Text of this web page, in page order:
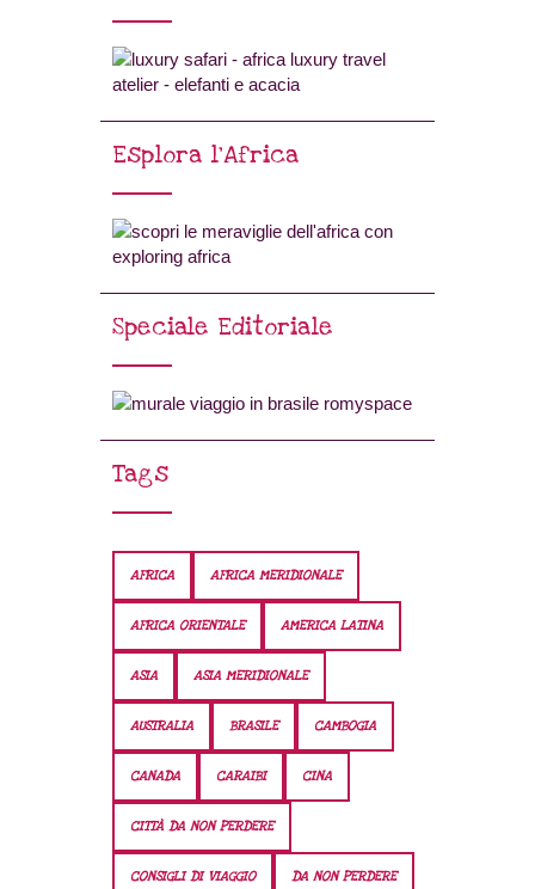
Esplora l’Africa
Speciale Editoriale
Tags
AFRICA AFRICA MERIDIONALE
AFRICA ORIENTALE AMERICA LATINA
ASIA ASIA MERIDIONALE
AUSTRALIA BRASILE CAMBOGIA
CANADA CARAIBI CINA
CITTÀ DA NON PERDERE
CONSIGLI DI VIAGGIO DA NON PERDERE